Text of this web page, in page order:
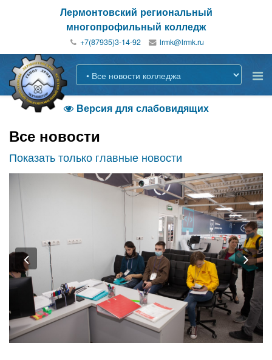
Лермонтовский региональный
многопрофильный колледж
+7(87935)3-14-92
Версия для слабовидящих
Все новости
Показать только главные новости
Previous